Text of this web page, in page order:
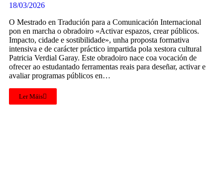
18/03/2026
O Mestrado en Tradución para a Comunicación Internacional
pon en marcha o obradoiro «Activar espazos, crear públicos.
Impacto, cidade e sostibilidade», unha proposta formativa
intensiva e de carácter práctico impartida pola xestora cultural
Patricia Verdial Garay. Este obradoiro nace coa vocación de
ofrecer ao estudantado ferramentas reais para deseñar, activar e
avaliar programas públicos en…
Ler Máis